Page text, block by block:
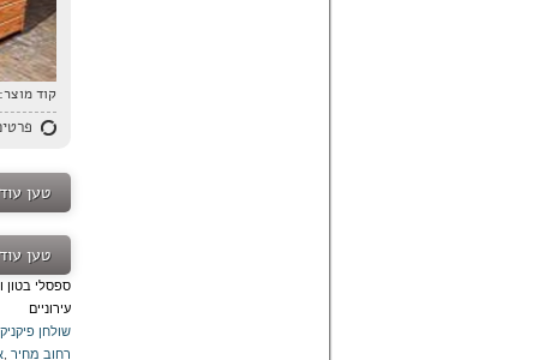
קוד
טען
טען
ספסלי בטון
עירוניים
שולחן פיקניק
רחוב מחיר ,